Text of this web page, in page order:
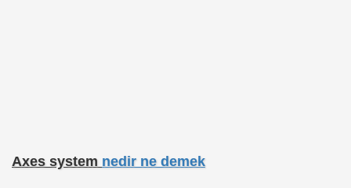
Axes system nedir ne demek